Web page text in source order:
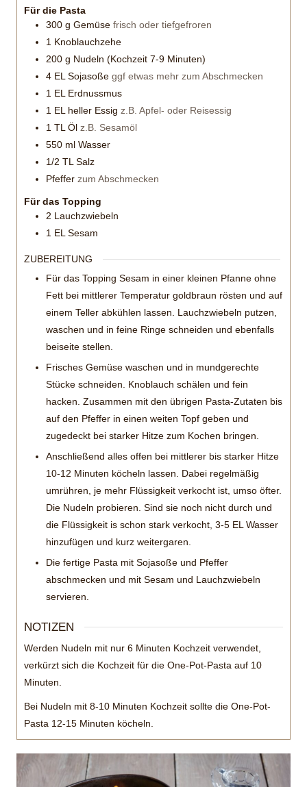
Für die Pasta
300 g Gemüse frisch oder tiefgefroren
1 Knoblauchzehe
200 g Nudeln (Kochzeit 7-9 Minuten)
4 EL Sojasoße ggf etwas mehr zum Abschmecken
1 EL Erdnussmus
1 EL heller Essig z.B. Apfel- oder Reisessig
1 TL Öl z.B. Sesamöl
550 ml Wasser
1/2 TL Salz
Pfeffer zum Abschmecken
Für das Topping
2 Lauchzwiebeln
1 EL Sesam
ZUBEREITUNG
Für das Topping Sesam in einer kleinen Pfanne ohne
Fett bei mittlerer Temperatur goldbraun rösten und auf
einem Teller abkühlen lassen. Lauchzwiebeln putzen,
waschen und in feine Ringe schneiden und ebenfalls
beiseite stellen.
Frisches Gemüse waschen und in mundgerechte
Stücke schneiden. Knoblauch schälen und fein
hacken. Zusammen mit den übrigen Pasta-Zutaten bis
auf den Pfeffer in einen weiten Topf geben und
zugedeckt bei starker Hitze zum Kochen bringen.
Anschließend alles offen bei mittlerer bis starker Hitze
10-12 Minuten köcheln lassen. Dabei regelmäßig
umrühren, je mehr Flüssigkeit verkocht ist, umso öfter.
Die Nudeln probieren. Sind sie noch nicht durch und
die Flüssigkeit is schon stark verkocht, 3-5 EL Wasser
hinzufügen und kurz weitergaren.
Die fertige Pasta mit Sojasoße und Pfeffer
abschmecken und mit Sesam und Lauchzwiebeln
servieren.
NOTIZEN
Werden Nudeln mit nur 6 Minuten Kochzeit verwendet,
verkürzt sich die Kochzeit für die One-Pot-Pasta auf 10
Minuten.
Bei Nudeln mit 8-10 Minuten Kochzeit sollte die One-Pot-
Pasta 12-15 Minuten köcheln.